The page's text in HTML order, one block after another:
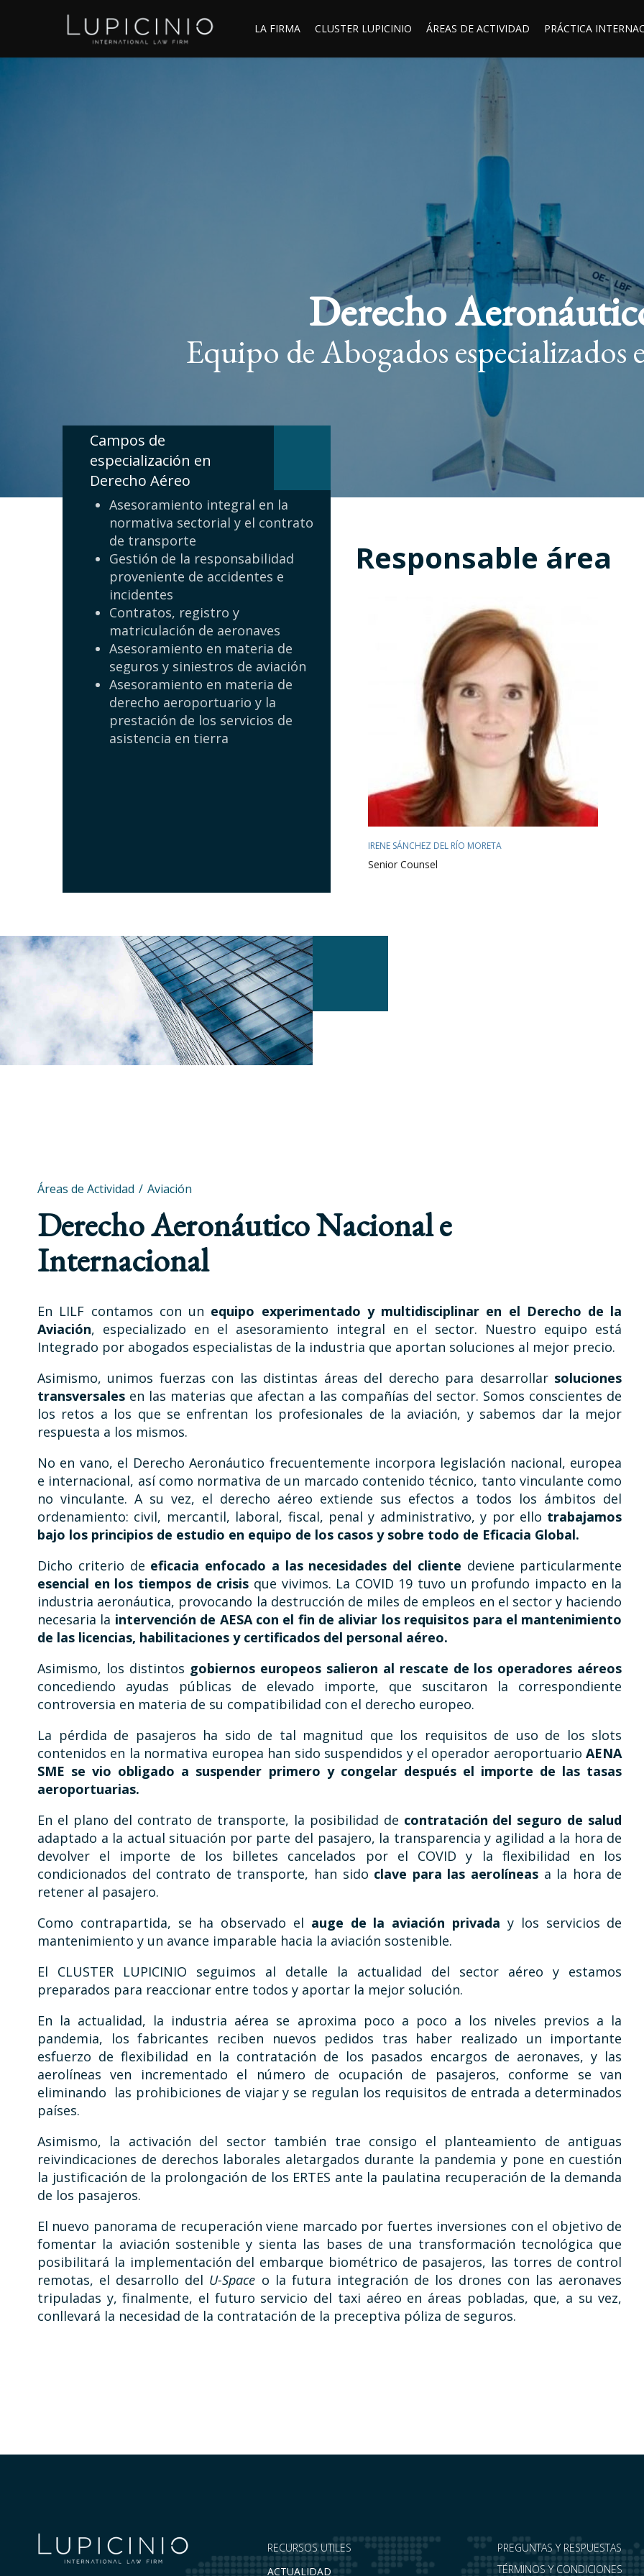
LA FIRMA CLUSTER LUPICINIO ÁREAS DE ACTIVIDAD PRÁCTICA
Derecho
Equipo de Abogados especializados
Campos de
especialización en
Derecho Aéreo
Asesoramiento integral en la
normativa sectorial y el contrato
de transporte
Gestión de la responsabilidad
proveniente de accidentes e
incidentes
Contratos, registro y
matriculación de aeronaves
Asesoramiento en materia de
seguros y siniestros de aviación
Asesoramiento en materia de
derecho aeroportuario y la
prestación de los servicios de
asistencia en tierra
Responsable área
IRENE SÁNCHEZ DEL RÍO MORETA
Senior Counsel
Áreas de Actividad Aviación
Derecho Aeronáutico Nacional e
Internacional
En LILF contamos con un equipo experimentado y multidisciplinar en el Derecho de la
Aviación, especializado en el asesoramiento integral en el sector. Nuestro equipo está
Integrado por abogados especialistas de la industria que aportan soluciones al mejor precio.
Asimismo, unimos fuerzas con las distintas áreas del derecho para desarrollar soluciones
transversales en las materias que afectan a las compañías del sector. Somos conscientes de
los retos a los que se enfrentan los profesionales de la aviación, y sabemos dar la mejor
respuesta a los mismos.
No en vano, el Derecho Aeronáutico frecuentemente incorpora legislación nacional, europea
e internacional, así como normativa de un marcado contenido técnico, tanto vinculante como
no vinculante. A su vez, el derecho aéreo extiende sus efectos a todos los ámbitos del
ordenamiento: civil, mercantil, laboral, fiscal, penal y administrativo, y por ello trabajamos
bajo los principios de estudio en equipo de los casos y sobre todo de Eficacia Global.
Dicho criterio de eficacia enfocado a las necesidades del cliente deviene particularmente
esencial en los tiempos de crisis que vivimos. La COVID 19 tuvo un profundo impacto en la
industria aeronáutica, provocando la destrucción de miles de empleos en el sector y haciendo
necesaria la intervención de AESA con el fin de aliviar los requisitos para el mantenimiento
de las licencias, habilitaciones y certificados del personal aéreo.
Asimismo, los distintos gobiernos europeos salieron al rescate de los operadores aéreos
concediendo ayudas públicas de elevado importe, que suscitaron la correspondiente
controversia en materia de su compatibilidad con el derecho europeo.
La pérdida de pasajeros ha sido de tal magnitud que los requisitos de uso de los slots
contenidos en la normativa europea han sido suspendidos y el operador aeroportuarioAENA
SME se vio obligado a suspender primero y congelar después el importe de las tasas
aeroportuarias.
En el plano del contrato de transporte, la posibilidad de contratación del seguro de salud
adaptado a la actual situación por parte del pasajero, la transparencia y agilidad a la hora de
devolver el importe de los billetes cancelados por el COVID y la flexibilidad en los
condicionados del contrato de transporte, han sido clave para las aerolíneasa la hora de
retener al pasajero.
Como contrapartida, se ha observado el auge de la aviación privada y los servicios de
mantenimiento y un avance imparable hacia la aviación sostenible.
El CLUSTER LUPICINIO seguimos al detalle la actualidad del sector aéreo y estamos
preparados para reaccionar entre todos y aportar la mejor solución.
En la actualidad, la industria aérea se aproxima poco a poco a los niveles previos a la
pandemia, los fabricantes reciben nuevos pedidos tras haber realizado un importante
esfuerzo de flexibilidad en la contratación de los pasados encargos de aeronaves, y las
aerolíneas ven incrementado el número de ocupación de pasajeros, conforme se van
eliminando las prohibiciones de viajar y se regulan los requisitos de entrada a determinados
países.
Asimismo, la activación del sector también trae consigo el planteamiento de antiguas
reivindicaciones de derechos laborales aletargados durante la pandemia y pone en cuestión
la justificación de la prolongación de los ERTES ante la paulatina recuperación de la demanda
de los pasajeros.
El nuevo panorama de recuperación viene marcado por fuertes inversiones con el objetivo de
fomentar la aviación sostenible y sienta las bases de una transformación tecnológica que
posibilitará la implementación del embarque biométrico de pasajeros, las torres de control
remotas, el desarrollo del U-Space o la futura integración de los drones con las aeronaves
tripuladas y, finalmente, el futuro servicio del taxi aéreo en áreas pobladas, que, a su vez,
conllevará la necesidad de la contratación de la preceptiva póliza de seguros.
RECURSOS UTILES
ACTUALIDAD
PREGUNTAS Y RESPUESTAS
TÉRMINOS Y CONDICIONES